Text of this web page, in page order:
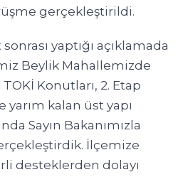
gerçekleştirildi.
yaptığı açıklamada
Beylik Mahallemizde
Konutları, 2. Etap
yarım kalan üst yapı
Sayın Bakanımızla
İlçemize
desteklerden dolayı